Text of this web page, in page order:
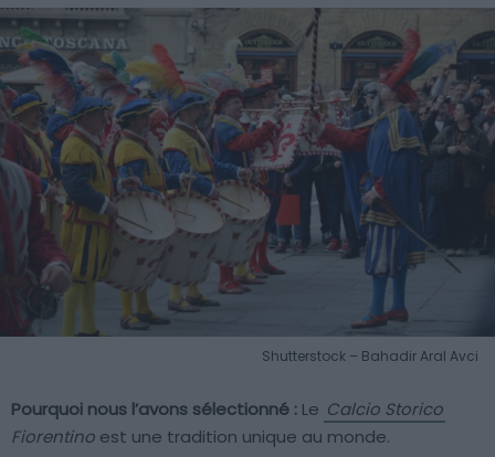
Shutterstock – Bahadir Aral Avci
Pourquoi nous l’avons sélectionné : Le Calcio Storico
Fiorentino est une tradition unique au monde.